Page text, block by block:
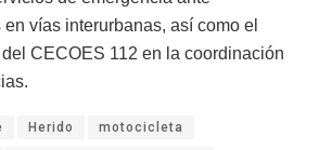
vías interurbanas, así como el
CECOES 112 en la coordinación
Herido motocicleta